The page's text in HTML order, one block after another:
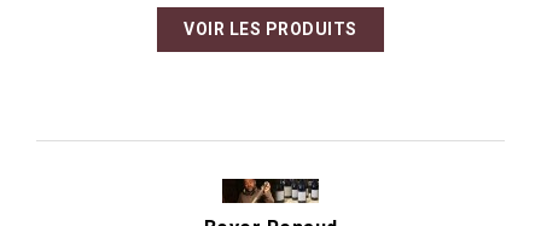
VOIR LES PRODUITS